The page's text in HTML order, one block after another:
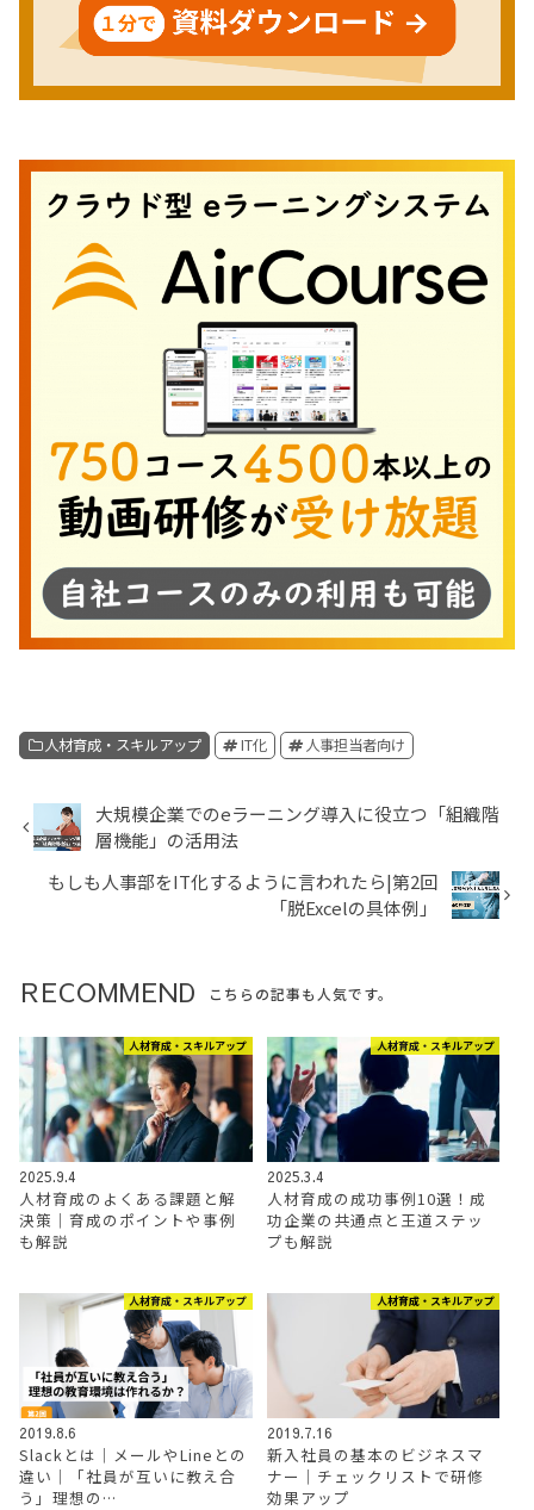
人材育成・スキルアップ IT化 人事担当者向け
大規模企業でのeラーニング導入に役立つ「組織階
層機能」の活用法
もしも人事部をIT化するように言われたら|第2回
「脱Excelの具体例」
RECOMMEND こちらの記事も人気です。
人材育成・スキルアップ
2025.9.4
人材育成のよくある課題と解
決策｜育成のポイントや事例
も解説
人材育成・スキルアップ
2025.3.4
人材育成の成功事例10選！成
功企業の共通点と王道ステッ
プも解説
人材育成・スキルアップ
2019.8.6
Slackとは│メールやLineとの
違い│「社員が互いに教え合
う」理想の…
人材育成・スキルアップ
2019.7.16
新入社員の基本のビジネスマ
ナー｜チェックリストで研修
効果アップ